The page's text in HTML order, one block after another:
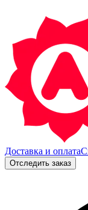
Доставка и оплата
Отследить заказ